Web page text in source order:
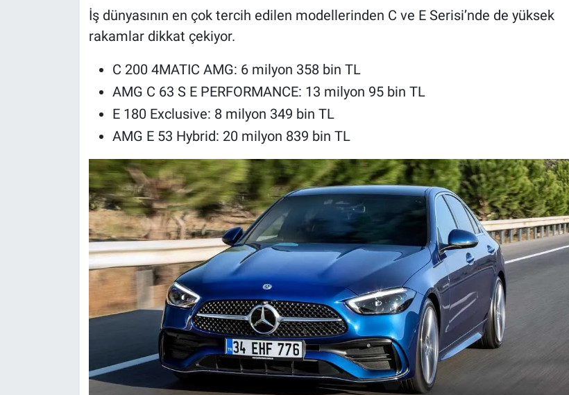
İş dünyasının en çok tercih edilen modellerinden C ve E Serisi’nde de yüksek
rakamlar dikkat çekiyor.
C 200 4MATIC AMG: 6 milyon 358 bin TL
AMG C 63 S E PERFORMANCE: 13 milyon 95 bin TL
E 180 Exclusive: 8 milyon 349 bin TL
AMG E 53 Hybrid: 20 milyon 839 bin TL